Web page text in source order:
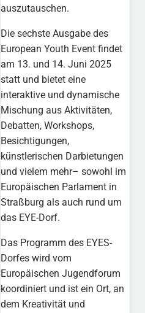
auszutauschen.
Die sechste Ausgabe des
European Youth Event findet
am 13. und 14. Juni 2025
statt und bietet eine
interaktive und dynamische
Mischung aus Aktivitäten,
Debatten, Workshops,
Besichtigungen,
künstlerischen Darbietungen
und vielem mehr– sowohl im
Europäischen Parlament in
Straßburg als auch rund um
das EYE-Dorf.
Das Programm des EYES-
Dorfes wird vom
Europäischen Jugendforum
koordiniert und ist ein Ort, an
dem Kreativität und